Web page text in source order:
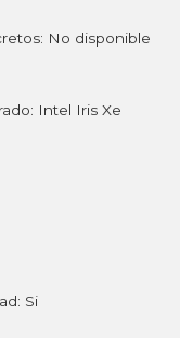
No disponible
Intel Iris Xe
Si